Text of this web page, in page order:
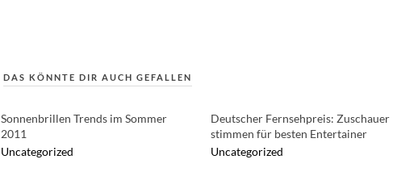
DAS KÖNNTE DIR AUCH GEFALLEN
Sonnenbrillen Trends im Sommer
2011
Uncategorized
Deutscher Fernsehpreis: Zuschauer
stimmen für besten Entertainer
Uncategorized